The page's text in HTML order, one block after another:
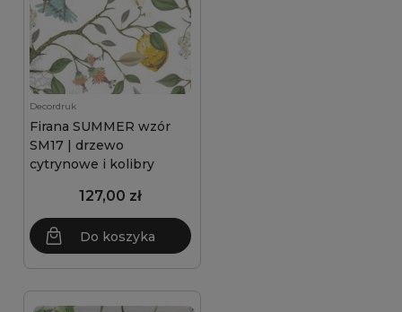
Decordruk
Firana SUMMER wzór
SM17 | drzewo
cytrynowe i kolibry
127,00 zł
Do koszyka